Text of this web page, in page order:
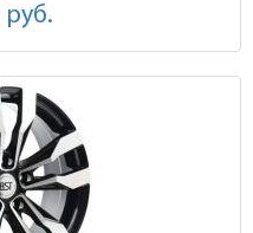
руб.